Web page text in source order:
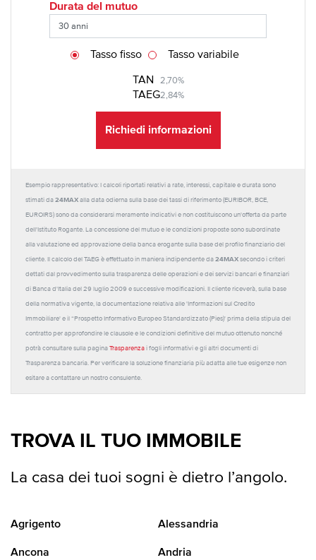
Durata del mutuo
TAN 2,70%
TAEG2,84%
Tasso fisso Tasso variabile
Richiedi informazioni
Esempio rappresentativo: I calcoli riportati relativi a rate, interessi, capitale e durata sono
stimati da 24MAX alla data odierna sulla base dei tassi di riferimento (EURIBOR, BCE,
EUROIRS) sono da considerarsi meramente indicativi e non costituiscono un'offerta da parte
dell'Istituto Rogante. La concessione del mutuo e le condizioni proposte sono subordinate
alla valutazione ed approvazione della banca erogante sulla base del profilo finanziario del
cliente. Il calcolo del TAEG è effettuato in maniera indipendente da 24MAX secondo i criteri
dettati dal provvedimento sulla trasparenza delle operazioni e dei servizi bancari e finanziari
di Banca d'Italia del 29 luglio 2009 e successive modificazioni. Il cliente riceverà, sulla base
della normativa vigente, la documentazione relativa alle 'Informazioni sul Credito
Immobiliare' e il “Prospetto Informativo Europeo Standardizzato (Pies)' prima della stipula del
contratto per approfondire le clausole e le condizioni definitive del mutuo ottenuto nonché
potrà consultare sulla pagina Trasparenza i fogli informativi e gli altri documenti di
Trasparenza bancaria. Per verificare la soluzione finanziaria più adatta alle tue esigenze non
esitare a contattare un nostro consulente.
TROVA IL TUO IMMOBILE
La casa dei tuoi sogni è dietro l’angolo.
Agrigento Alessandria
Ancona Andria